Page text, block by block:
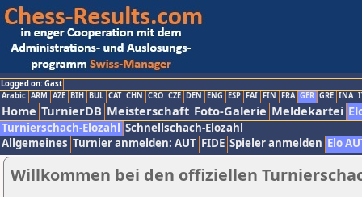
Logged on: Gast
Arabic ARM AZE BIH BUL CAT CHN CRO CZE DEN ENG ESP FAI FIN FRA GER GRE INA
Home TurnierDB Meisterschaft Foto-Galerie Meldekartei
Turnierschach-Elozahl Schnellschach-Elozahl
Allgemeines Turnier anmelden: AUT FIDE Spieler anmelden Elo
Willkommen bei den offiziellen